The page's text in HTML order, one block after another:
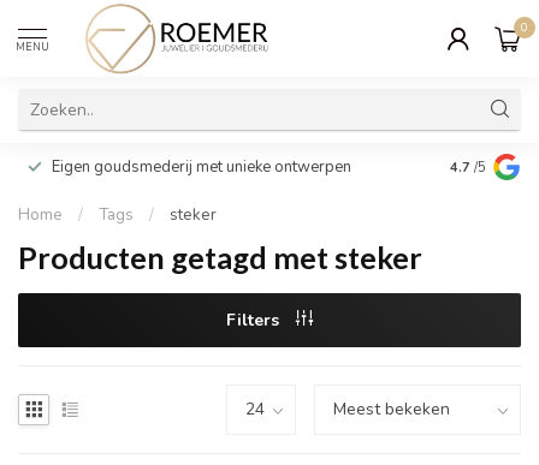
MENU
0
Eigen goudsmederij met unieke ontwerpen Wij
cadeau
4.7 /5
Home / Tags / steker
Producten getagd met steker
Filters